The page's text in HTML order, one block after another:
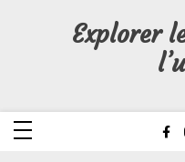
Explorer